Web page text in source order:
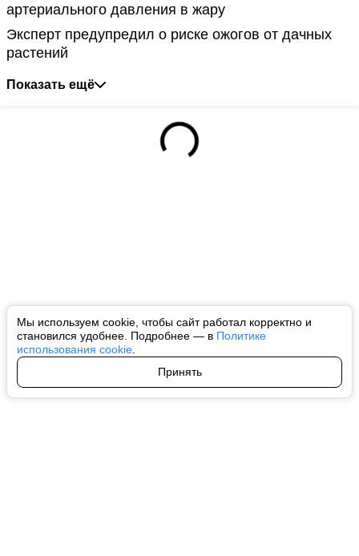
Мы используем cookie, чтобы сайт работал корректно и
становился удобнее. Подробнее — в Политике
использования cookie
Принять
артериального давления в жару
Эксперт предупредил о риске ожогов от дачных
растений
Показать ещё